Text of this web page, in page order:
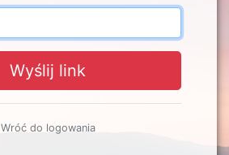
Wyślij link
Wróć do logowania